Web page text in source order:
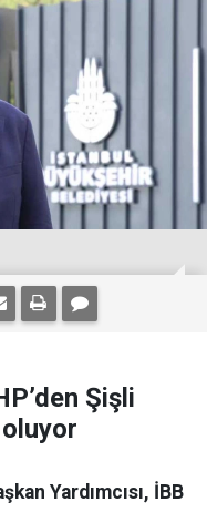
Şişli
Yardımcısı, İBB